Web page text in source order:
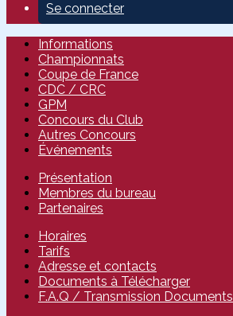
Se connecter
Informations
Championnats
Coupe de France
CDC / CRC
GPM
Concours du Club
Autres Concours
Événements
Présentation
Membres du bureau
Partenaires
Horaires
Tarifs
Adresse et contacts
Documents à Télécharger
F.A.Q / Transmission Documents